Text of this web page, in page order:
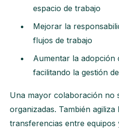
espacio de trabajo
Mejorar la
flujos de trabajo
Aumentar la adopción
facilitando la gestión
Una mayor colaboración no
organizadas. También
transferencias entre